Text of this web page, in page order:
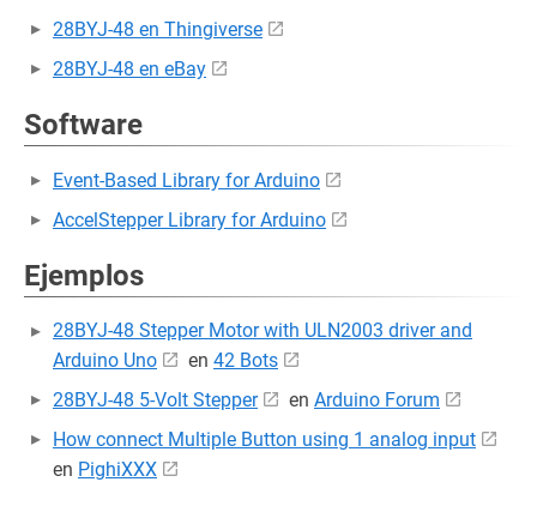
28BYJ-48 en Thingiverse
28BYJ-48 en eBay
Software
Event-Based Library for Arduino
AccelStepper Library for Arduino
Ejemplos
28BYJ-48 Stepper Motor with ULN2003 driver and
Arduino Uno
en 42 Bots
28BYJ-48 5-Volt Stepper
en Arduino Forum
How connect Multiple Button using 1 analog input
en PighiXXX